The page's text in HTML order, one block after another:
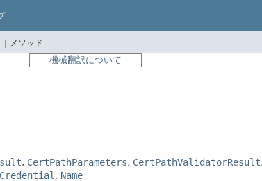
| メソッド
機械翻訳について
, CertPathParameters, CertPathValidatorResult,
, Name